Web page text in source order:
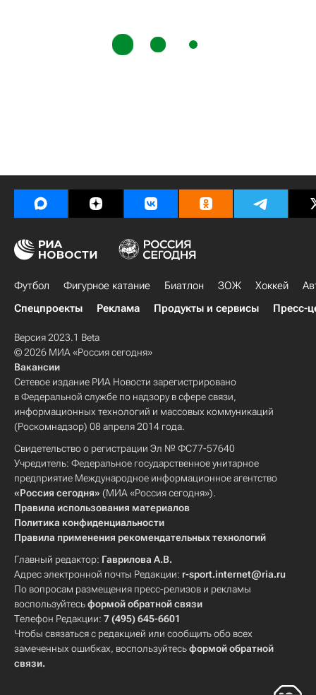
Футбол Фигурное катание Биатлон ЗОЖ Хоккей
Спецпроекты
Реклама Продукты и сервисы Пресс-
Версия 2023.1 Beta
© 2026 МИА «Россия сегодня»
Вакансии
Сетевое издание РИА Новости зарегистрировано
в Федеральной службе по надзору в сфере связи,
информационных технологий и массовых коммуникаций
(Роскомнадзор) 08 апреля 2014 года.
Свидетельство о регистрации Эл № ФС77-57640
Учредитель: Федеральное государственное унитарное
предприятие Международное информационное агентство
«Россия сегодня» (МИА «Россия сегодня»).
Правила использования материалов
Политика конфиденциальности
Правила применения рекомендательных технологий
Главный редактор: Гаврилова А.В.
Адрес электронной почты Редакции: r-sport.internet@ria.ru
По вопросам размещения пресс-релизов и рекламы
воспользуйтесьформой обратной связи
Телефон Редакции: 7 (495) 645-6601
Чтобы связаться с редакцией или сообщить обо всех
замеченных ошибках, воспользуйтесьформой обратной
связи.